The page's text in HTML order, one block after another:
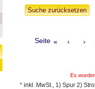
Seite « ‹ ›
Es
* inkl. MwSt., 1) Spur 2)